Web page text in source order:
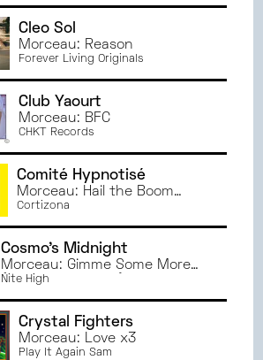
Cleo Sol
Morceau: Reason
Forever Living Originals
Club Yaourt
Morceau: BFC
CHKT Records
Comité Hypnotisé
Morceau: Hail the Boom
Boom
Cortizona
Cosmo's Midnight
Morceau: Gimme Some More
(feat. Shungudzo)
Nite High
Crystal Fighters
Morceau: Love x3
Play It Again Sam